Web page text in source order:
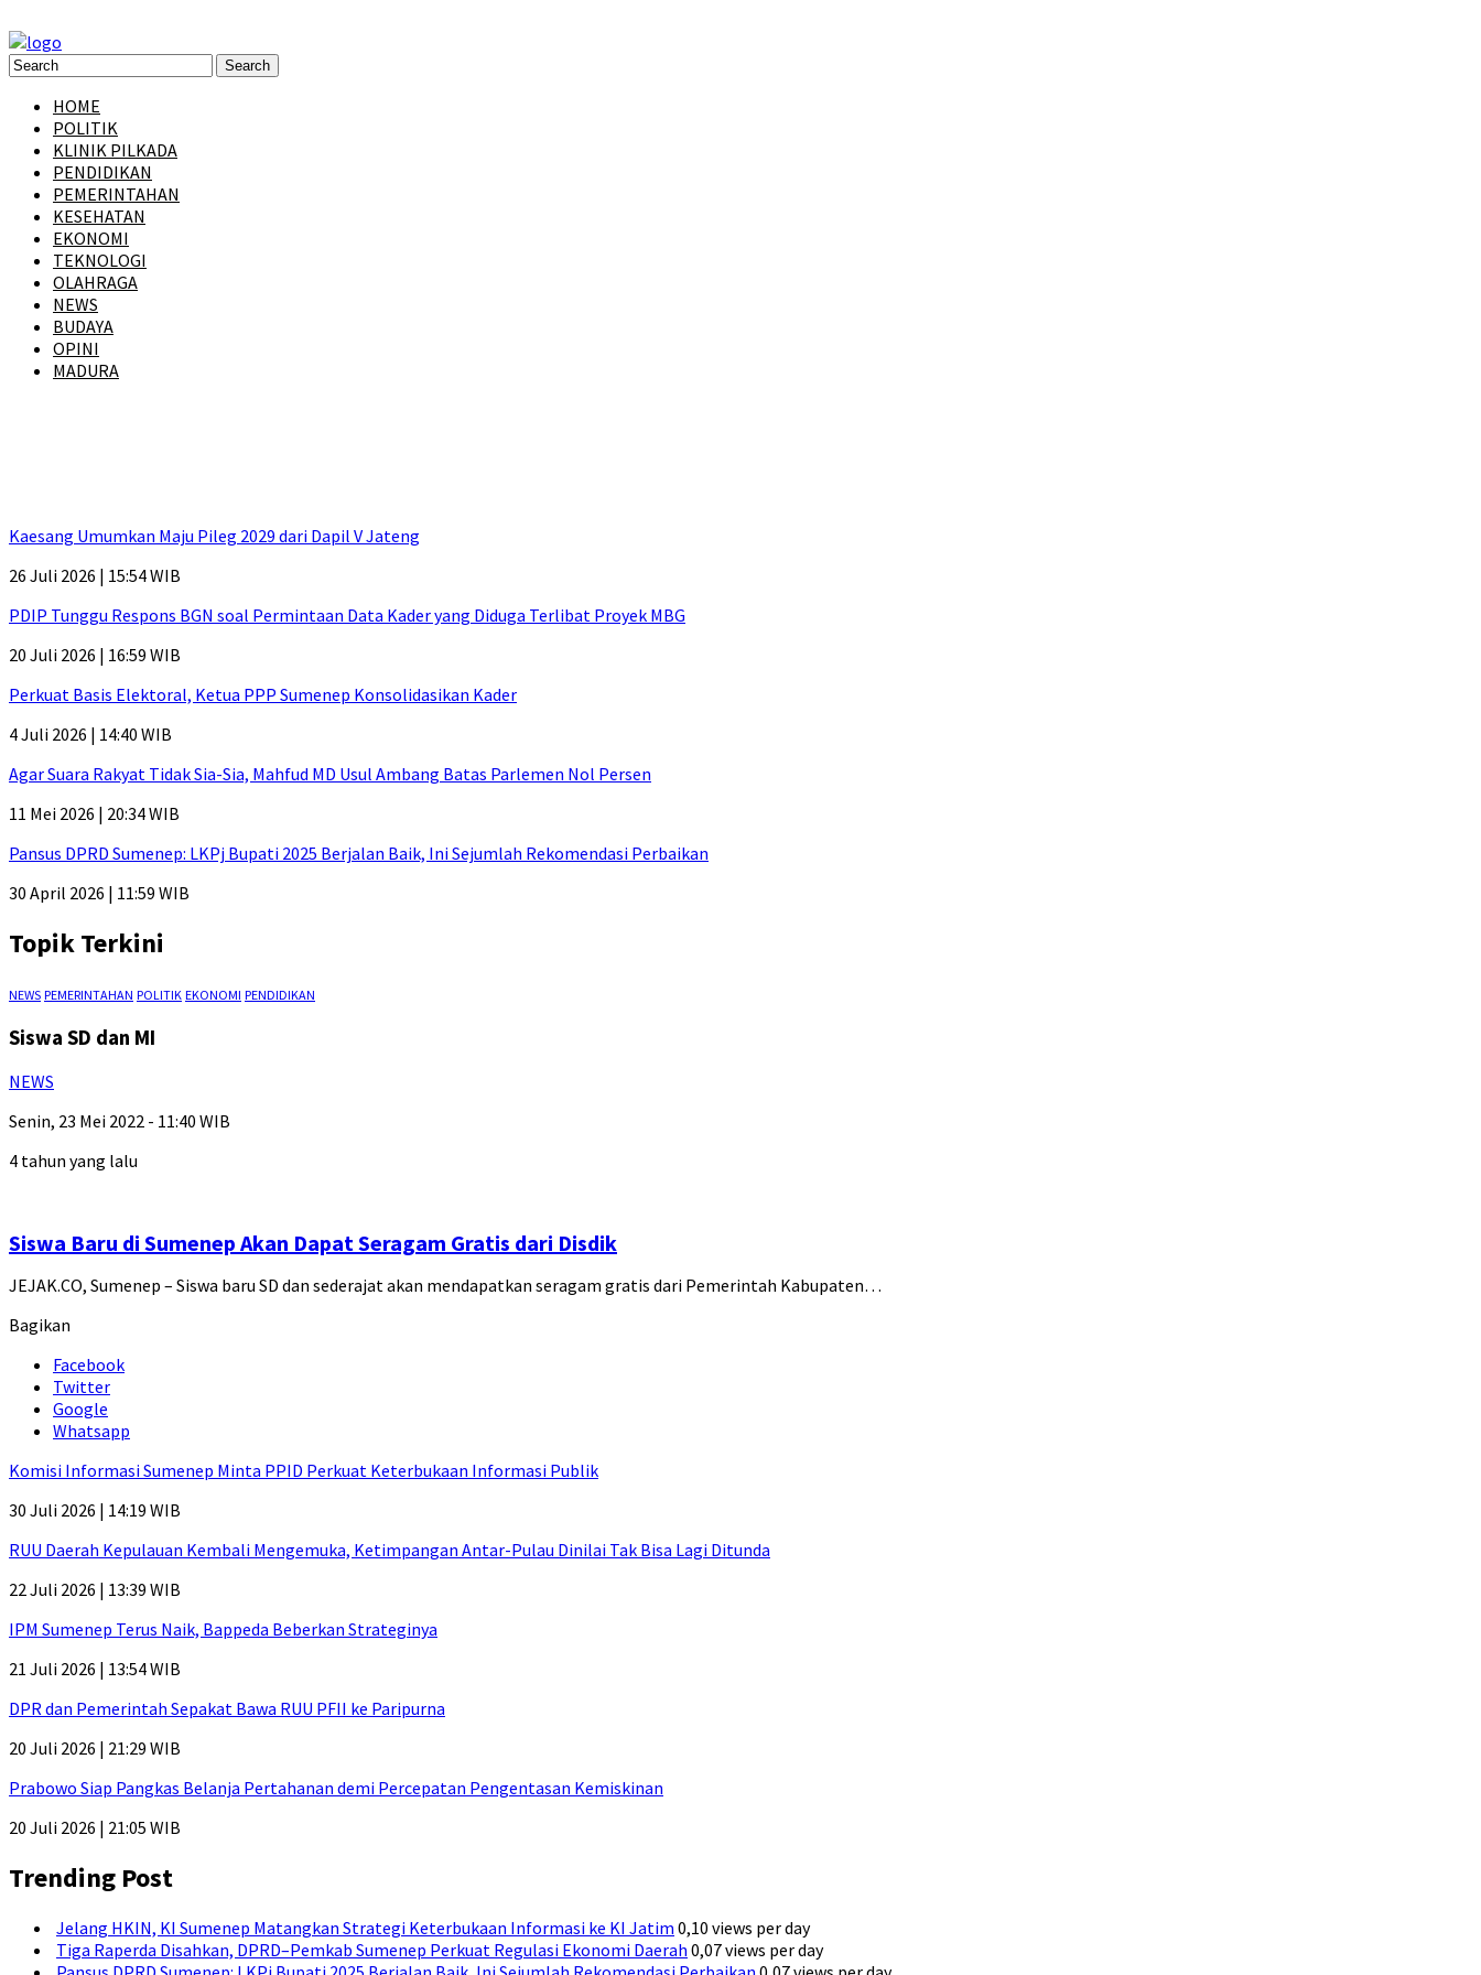
HOME
POLITIK
KLINIK PILKADA
PENDIDIKAN
PEMERINTAHAN
KESEHATAN
EKONOMI
TEKNOLOGI
OLAHRAGA
NEWS
BUDAYA
OPINI
MADURA
Kaesang Umumkan Maju Pileg 2029 dari Dapil V Jateng
26 Juli 2026 | 15:54 WIB
PDIP Tunggu Respons BGN soal Permintaan Data Kader yang Diduga Terlibat Proyek MBG
20 Juli 2026 | 16:59 WIB
Perkuat Basis Elektoral, Ketua PPP Sumenep Konsolidasikan Kader
4 Juli 2026 | 14:40 WIB
Agar Suara Rakyat Tidak Sia-Sia, Mahfud MD Usul Ambang Batas Parlemen Nol Persen
11 Mei 2026 | 20:34 WIB
Pansus DPRD Sumenep: LKPj Bupati 2025 Berjalan Baik, Ini Sejumlah Rekomendasi Perbaikan
30 April 2026 | 11:59 WIB
Topik Terkini
NEWS PEMERINTAHAN POLITIK EKONOMI PENDIDIKAN
Siswa SD dan MI
NEWS
Senin, 23 Mei 2022 - 11:40 WIB
4 tahun yang lalu
Siswa Baru di Sumenep Akan Dapat Seragam Gratis dari Disdik
JEJAK.CO, Sumenep – Siswa baru SD dan sederajat akan mendapatkan seragam gratis dari Pemerintah Kabupaten…
Bagikan
Facebook
Twitter
Google
Whatsapp
Komisi Informasi Sumenep Minta PPID Perkuat Keterbukaan Informasi Publik
30 Juli 2026 | 14:19 WIB
RUU Daerah Kepulauan Kembali Mengemuka, Ketimpangan Antar-Pulau Dinilai Tak Bisa Lagi Ditunda
22 Juli 2026 | 13:39 WIB
IPM Sumenep Terus Naik, Bappeda Beberkan Strateginya
21 Juli 2026 | 13:54 WIB
DPR dan Pemerintah Sepakat Bawa RUU PFII ke Paripurna
20 Juli 2026 | 21:29 WIB
Prabowo Siap Pangkas Belanja Pertahanan demi Percepatan Pengentasan Kemiskinan
20 Juli 2026 | 21:05 WIB
Trending Post
Jelang HKIN, KI Sumenep Matangkan Strategi Keterbukaan Informasi ke KI Jatim 0,10 views per day
Tiga Raperda Disahkan, DPRD–Pemkab Sumenep Perkuat Regulasi Ekonomi Daerah 0,07 views per day